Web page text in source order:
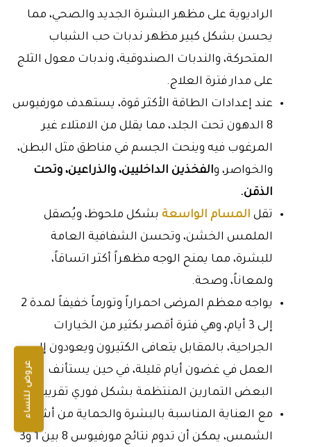
عروض للنساء
الراديوية على مظهر البشرة الجديد والصحي، مما
يحسن بشكل كبير مظهر ندبات حب الشباب
المتحركة، والندبات الصندوقية، وندبات معول الثلج
على مدار فترة العلاج.
عند إعدادات الطاقة الأكثر قوة، يستهدف مورفيوس
8 الدهون تحت الجلد، مما يقلل من الامتلاء غير
المرغوب فيه وينحت الجسم في مناطق مثل البطن،
والخواصر، والفخذين الداخليين، والذراعين، وتحت
الذقن.
تقل المسام الواسعة بشكل ملحوظ، ويُصقل
الملمس الخشن، وتحسن الشفافية العامة
للبشرة، مما يمنح الوجه مظهراً أكثر اتساقاً،
ولمعاناً، وصحة.
يواجه معظم المرضى احمراراً وتورماً خفيفاً لمدة 2
إلى 3 أيام، وهي فترة أقصر بكثير من الخيارات
الجراحية، بالمقابل يتعافى الكثيرون ويعودون إلى
العمل في غضون أيام قليلة، في حين يستأنف
البعض التمارين المنتظمة بشكل فوري تقريباً.
مع العناية المناسبة بالبشرة والحماية من أشعة
الشمس، يمكن أن تدوم نتائج مورفيوس 8 بين 1 و3